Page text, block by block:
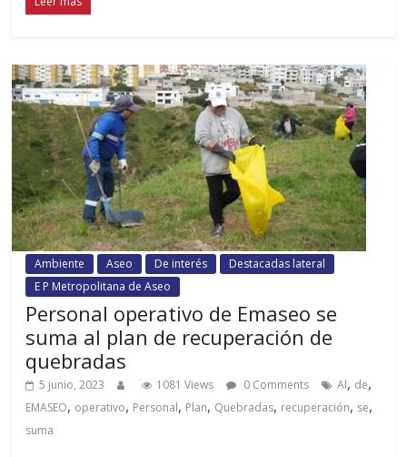
Ambiente Aseo De interés
Destacadas lateral
E P Metropolitana de Aseo
Personal operativo de Emaseo se
suma al plan de recuperación de
quebradas
5 junio, 2023 1081 Views 0 Comments Al, de,
EMASEO, operativo, Personal, Plan, Quebradas, recuperación, se,
suma